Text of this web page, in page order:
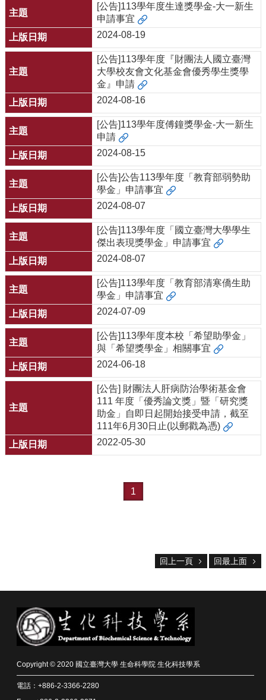
聯
絡
資
訊
佈
欄
學
簡
介
系
所
師
高
中
生
專
大
部
碩
博
班
友
會
捐
款
專
[公告]113學年度生達獎學金-大一新生
申請事宜
2024-08-19
[公告]113學年度『財團法人國立臺灣
大學校友會文化基金會優秀學生獎學
金』申請
2024-08-16
[公告]113學年度傅鐘獎學金-大一新生
申請
2024-08-15
[公告]公告113學年度「教育部弱勢助
學金」申請事宜
2024-08-07
[公告]113學年度「國立臺灣大學學生
傑出表現獎學金」申請事宜
2024-08-07
[公告]113學年度「教育部清寒僑生助
學金」申請事宜
2024-07-09
[公告]113學年度本校「希望助學金」
與「希望獎學金」相關事宜
2024-06-18
[公告] 財團法人肝病防治學術基金會
111 年度「優秀論文獎」暨「研究獎
助金」自即日起開始接受申請，截至
111年6月30日止(以郵戳為憑)
2022-05-30
1
回上一頁 回最上面
Copyright © 2020 國立臺灣大學 生命科學院 生化科技學系
電話：+886-2-3366-2280